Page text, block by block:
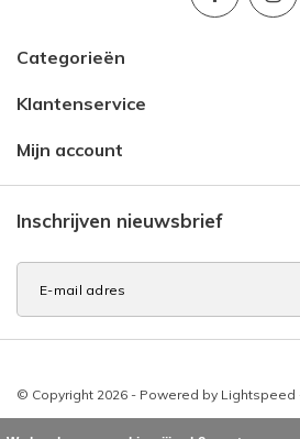
Categorieën
Klantenservice
Mijn account
Inschrijven nieuwsbrief
© Copyright 2026 - Powered by Lightspeed